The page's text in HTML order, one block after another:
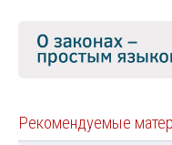
Рекомендуемые